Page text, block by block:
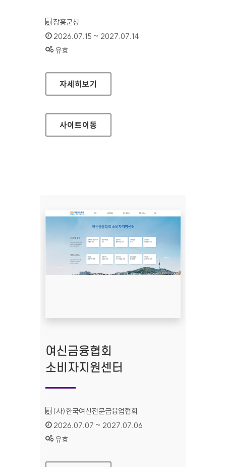
기관명 :
장흥군청
인증기간 :
2026.07.15 ~ 2027.07.14
상태 :
유효
장흥군청
자세히보기
사이트이동
여신금융협회
소비자지원센터
기관명 :
(사)한국여신전문금융업협회
인증기간 :
2026.07.07 ~ 2027.07.06
상태 :
유효